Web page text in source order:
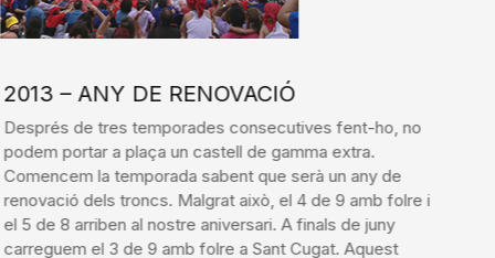
2013 – ANY DE RENOVACIÓ
Després de tres temporades consecutives fent-ho, no
podem portar a plaça un castell de gamma extra.
Comencem la temporada sabent que serà un any de
renovació dels troncs. Malgrat això, el 4 de 9 amb folre i
el 5 de 8 arriben al nostre aniversari. A finals de juny
carreguem el 3 de 9 amb folre a Sant Cugat. Aquest